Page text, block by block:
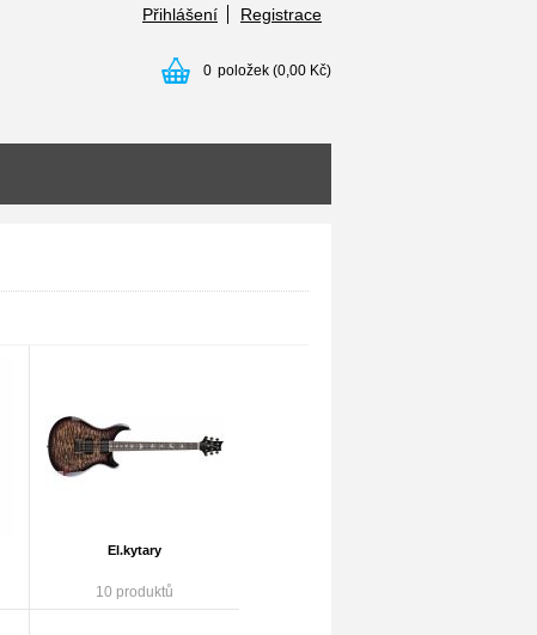
Přihlášení Registrace
0 položek (0,00 Kč)
El.kytary
10 produktů